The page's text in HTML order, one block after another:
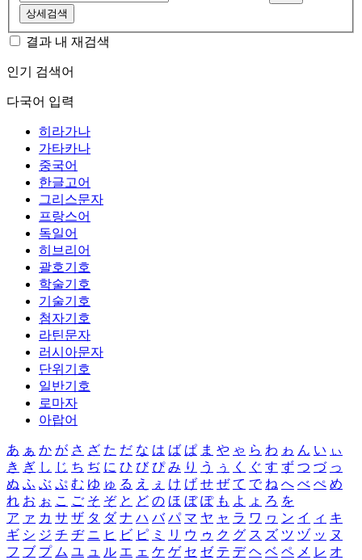
상세검색
결과 내 재검색
인기 검색어
다국어 입력
히라가나
가타카나
중국어
한글고어
그리스문자
프랑스어
독일어
히브리어
괄호기호
학술기호
기술기호
첨자기호
라틴문자
러시아문자
단위기호
일반기호
로마자
아랍어
あ ぁ か が さ ざ た だ な は ば ぱ ま や ゃ ら わ ゎ ん い ぃ
き ぎ し じ ち ぢ に ひ び ぴ み り う ぅ く ぐ す ず つ づ っ
ぬ ふ ぶ ぷ む ゆ ゅ る え ぇ け げ せ ぜ て で ね へ べ ぺ め
れ お ぉ こ ご そ ぞ と ど の ほ ぼ ぽ も よ ょ ろ を
ア ァ カ サ ザ タ ダ ナ ハ バ パ マ ヤ ャ ラ ワ ヮ ン イ ィ キ
ギ シ ジ チ ヂ ニ ヒ ビ ピ ミ リ ウ ゥ ク グ ス ズ ツ ヅ ッ ヌ
フ ブ プ ム ユ ュ ル エ ェ ケ ゲ セ ゼ テ デ ヘ ベ ペ メ レ オ